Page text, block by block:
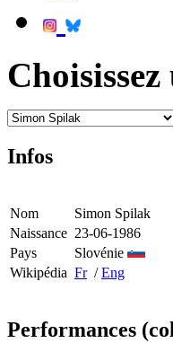
Infos
Nom
Simon Spilak
Naissance 23-06-1986
Pays
Slovénie
Wikipédia Fr/Eng
Performances